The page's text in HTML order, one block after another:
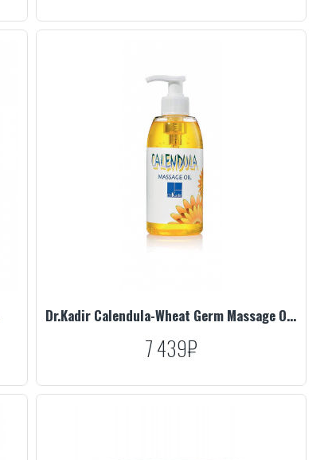
Dr.Kadir Calendula-Wheat Germ Massage Oil, 330 ml
7 439₽